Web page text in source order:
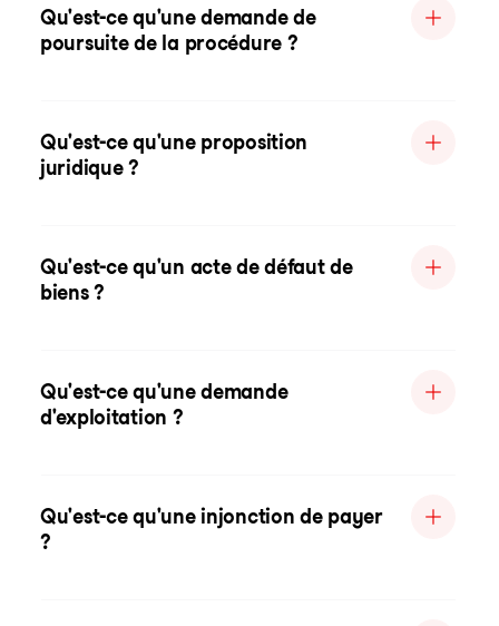
Qu'est-ce qu'une demande de
poursuite de la procédure ?
Qu'est-ce qu'une proposition
juridique ?
Qu'est-ce qu'un acte de défaut de
biens ?
Qu'est-ce qu'une demande
d'exploitation ?
Qu'est-ce qu'une injonction de payer
?